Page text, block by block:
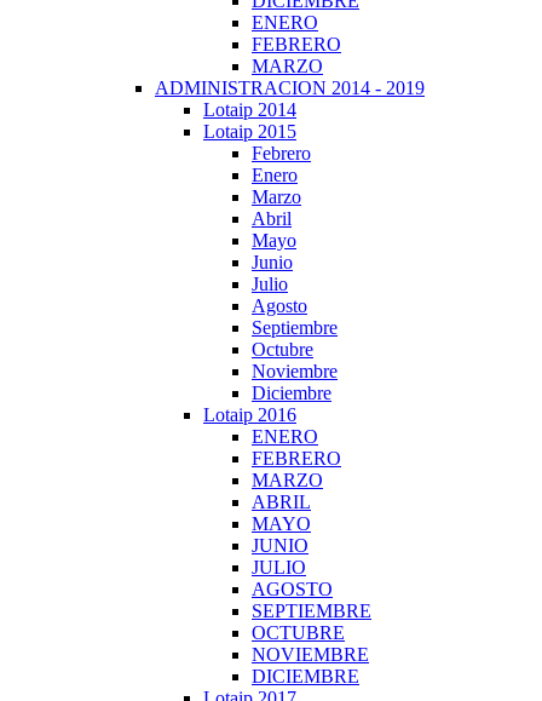
ENERO
FEBRERO
MARZO
ADMINISTRACION 2014 - 2019
Lotaip 2014
Lotaip 2015
Febrero
Enero
Marzo
Abril
Mayo
Junio
Julio
Agosto
Septiembre
Octubre
Noviembre
Diciembre
Lotaip 2016
ENERO
FEBRERO
MARZO
ABRIL
MAYO
JUNIO
JULIO
AGOSTO
SEPTIEMBRE
OCTUBRE
NOVIEMBRE
DICIEMBRE